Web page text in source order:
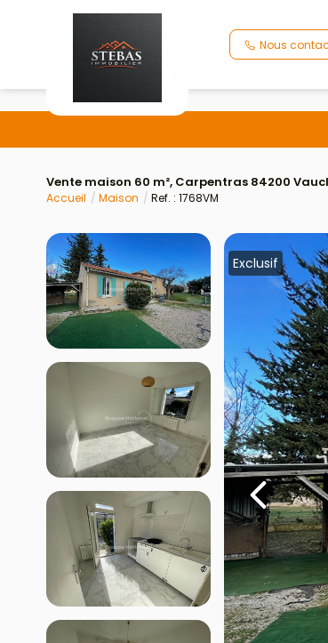
Nous
Vente maison 60 m², Carpentras 84200
Accueil Maison Ref. : 1768VM
Exclusif